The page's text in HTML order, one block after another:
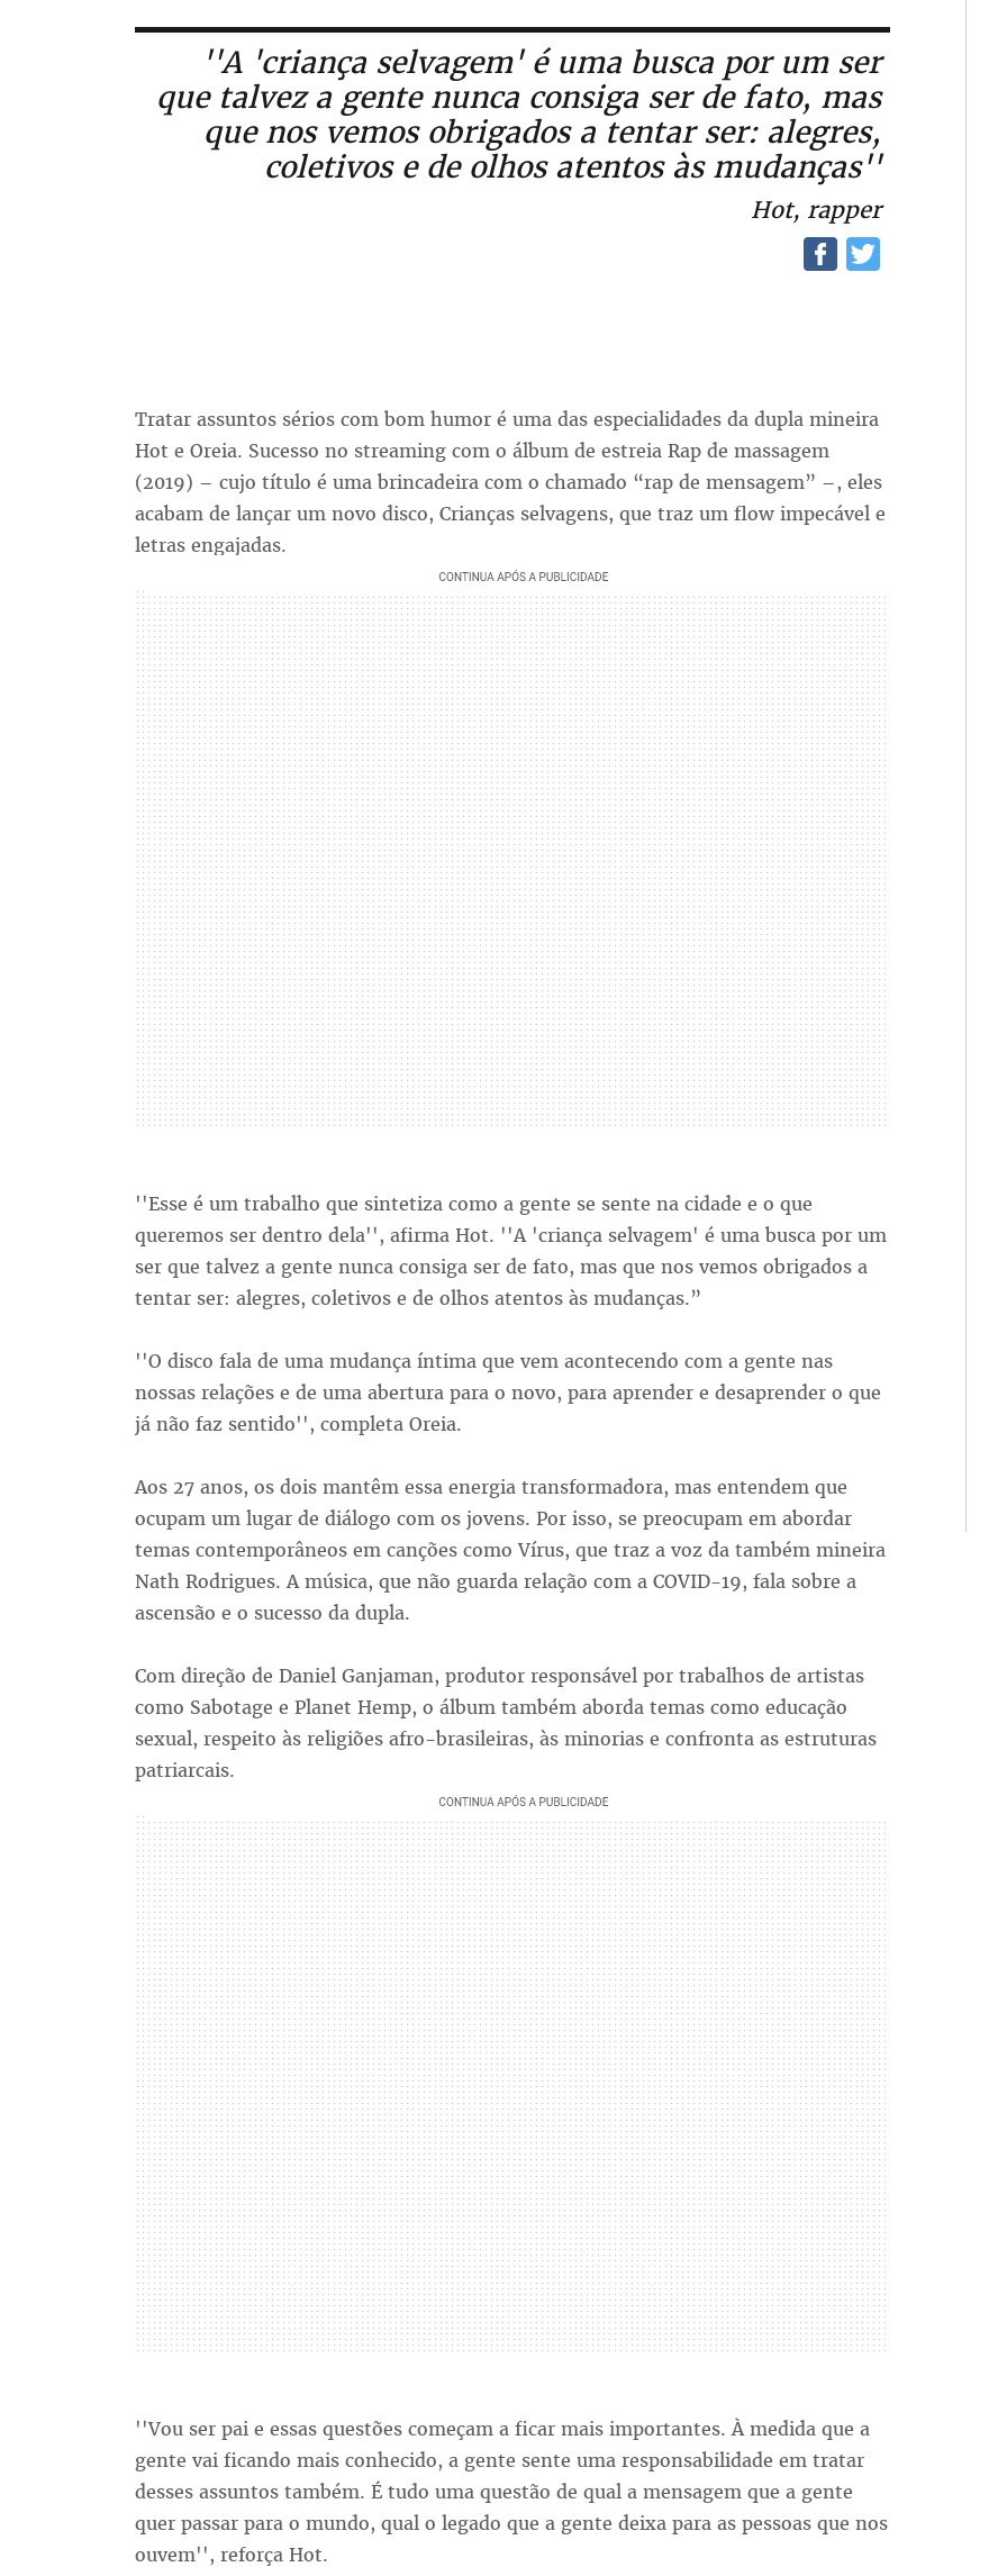
''A 'criança selvagem' é uma busca por um ser
que talvez a gente nunca consiga ser de fato, mas
que nos vemos obrigados a tentar ser: alegres,
coletivos e de olhos atentos às mudanças''
Hot, rapper
Tratar assuntos sérios com bom humor é uma das especialidades da dupla mineira
Hot e Oreia. Sucesso no streaming com o álbum de estreia Rap de massagem
(2019) – cujo título é uma brincadeira com o chamado “rap de mensagem” –, eles
acabam de lançar um novo disco, Crianças selvagens, que traz um flow impecável e
letras engajadas.
''Esse é um trabalho que sintetiza como a gente se sente na cidade e o que
queremos ser dentro dela'', afirma Hot. ''A 'criança selvagem' é uma busca por um
ser que talvez a gente nunca consiga ser de fato, mas que nos vemos obrigados a
tentar ser: alegres, coletivos e de olhos atentos às mudanças.”
''O disco fala de uma mudança íntima que vem acontecendo com a gente nas
nossas relações e de uma abertura para o novo, para aprender e desaprender o que
já não faz sentido'', completa Oreia.
Aos 27 anos, os dois mantêm essa energia transformadora, mas entendem que
ocupam um lugar de diálogo com os jovens. Por isso, se preocupam em abordar
temas contemporâneos em canções como Vírus, que traz a voz da também mineira
Nath Rodrigues. A música, que não guarda relação com a COVID-19, fala sobre a
ascensão e o sucesso da dupla.
Com direção de Daniel Ganjaman, produtor responsável por trabalhos de artistas
como Sabotage e Planet Hemp, o álbum também aborda temas como educação
sexual, respeito às religiões afro-brasileiras, às minorias e confronta as estruturas
patriarcais.
''Vou ser pai e essas questões começam a ficar mais importantes. À medida que a
gente vai ficando mais conhecido, a gente sente uma responsabilidade em tratar
desses assuntos também. É tudo uma questão de qual a mensagem que a gente
quer passar para o mundo, qual o legado que a gente deixa para as pessoas que nos
ouvem'', reforça Hot.